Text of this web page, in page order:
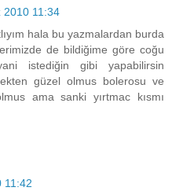
2010 11:34
hala bu yazmalardan burda
de bildiğime göre coğu
istediğin gibi yapabilirsin
güzel olmus bolerosu ve
ama sanki yırtmac kısmı
11:42